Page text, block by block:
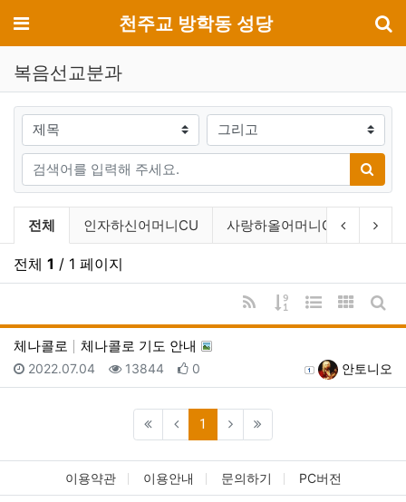
메뉴 천주교 방학동 성당
복음선교분과
검색대상
검색어
검색
복음선교분과 분류 목록
전체 인자하신어머니CU 사랑하올어머니CU 성령
이전 분류
다
전체 1 / 1 페이지
RSS
게시물 정렬
웹진 스타일
갤러리게
체나콜로
체나콜로 기도 안내
등록자 안토니오
등록일
2022.07.04 조회
13844 추천
0
1 (current)
이용약관 이용안내 문의하기 PC버전